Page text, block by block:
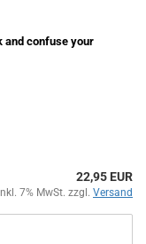
and confuse your
22,95 EUR
7% MwSt. zzgl. Versand